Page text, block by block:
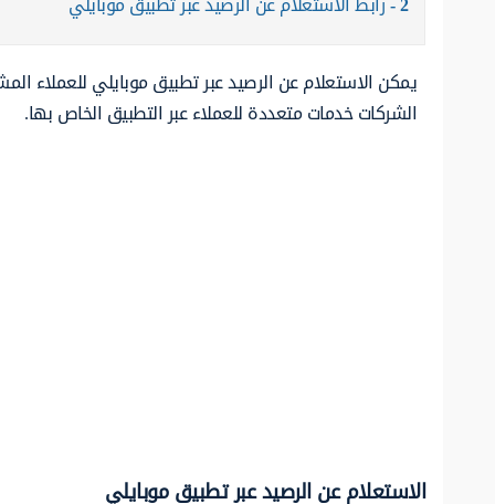
يمكن الاستعلام عن الرصيد عبر تطبيق موبايلي للعملاء
الشركات خدمات متعددة للعملاء عبر التطبيق الخاص بها.
الاستعلام عن الرصيد عبر تطبيق موبايلي